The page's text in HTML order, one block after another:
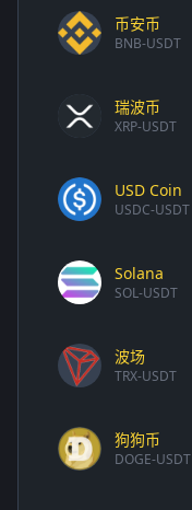
币安币
BNB-USDT
瑞波币
XRP-USDT
USD Coin
USDC-USDT
Solana
SOL-USDT
波场
TRX-USDT
狗狗币
DOGE-USDT